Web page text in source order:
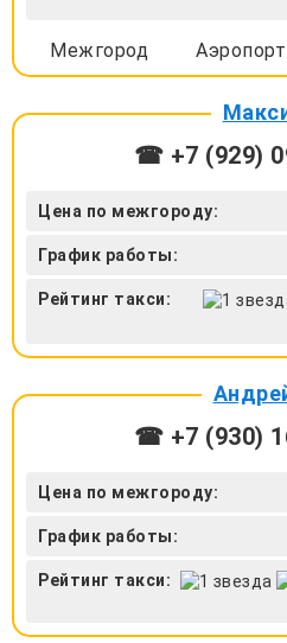
Межгород Аэропорт
☎ +7 (929)
Цена по межгороду:
График работы:
Рейтинг такси:
☎ +7 (930)
Цена по межгороду:
График работы:
Рейтинг такси: